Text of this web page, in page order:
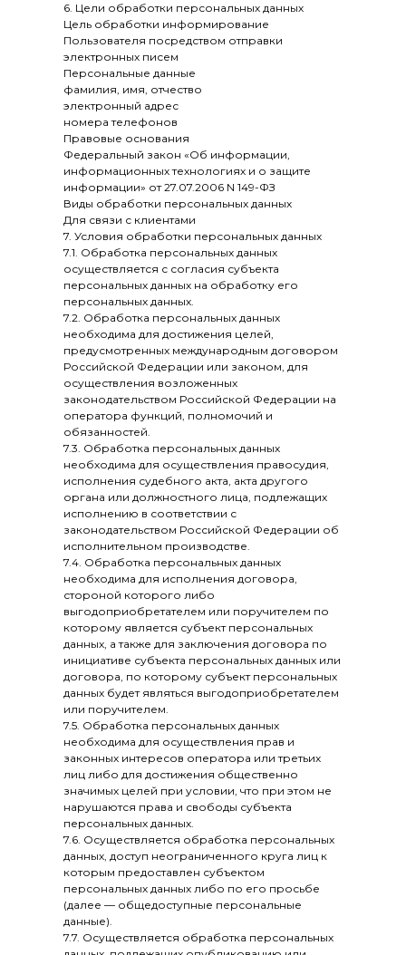
6. Цели обработки персональных данных
Цель обработки информирование
Пользователя посредством отправки
электронных писем
Персональные данные
фамилия, имя, отчество
электронный адрес
номера телефонов
Правовые основания
Федеральный закон «Об информации,
информационных технологиях и о защите
информации» от 27.07.2006 N 149-ФЗ
Виды обработки персональных данных
Для связи с клиентами
7. Условия обработки персональных данных
7.1. Обработка персональных данных
осуществляется с согласия субъекта
персональных данных на обработку его
персональных данных.
7.2. Обработка персональных данных
необходима для достижения целей,
предусмотренных международным договором
Российской Федерации или законом, для
осуществления возложенных
законодательством Российской Федерации на
оператора функций, полномочий и
обязанностей.
7.3. Обработка персональных данных
необходима для осуществления правосудия,
исполнения судебного акта, акта другого
органа или должностного лица, подлежащих
исполнению в соответствии с
законодательством Российской Федерации об
исполнительном производстве.
7.4. Обработка персональных данных
необходима для исполнения договора,
стороной которого либо
выгодоприобретателем или поручителем по
которому является субъект персональных
данных, а также для заключения договора по
инициативе субъекта персональных данных или
договора, по которому субъект персональных
данных будет являться выгодоприобретателем
или поручителем.
7.5. Обработка персональных данных
необходима для осуществления прав и
законных интересов оператора или третьих
лиц либо для достижения общественно
значимых целей при условии, что при этом не
нарушаются права и свободы субъекта
персональных данных.
7.6. Осуществляется обработка персональных
данных, доступ неограниченного круга лиц к
которым предоставлен субъектом
персональных данных либо по его просьбе
(далее — общедоступные персональные
данные).
7.7. Осуществляется обработка персональных